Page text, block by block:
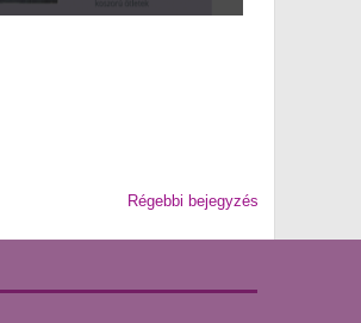
Régebbi bejegyzés